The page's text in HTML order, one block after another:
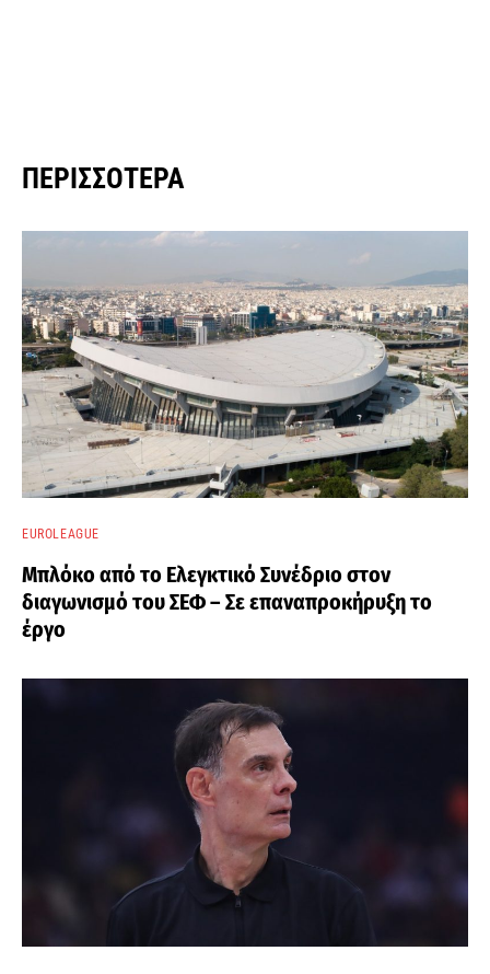
ΠΕΡΙΣΣΌΤΕΡΑ
EUROLEAGUE
Μπλόκο από το Ελεγκτικό Συνέδριο στον
διαγωνισμό του ΣΕΦ – Σε επαναπροκήρυξη το
έργο